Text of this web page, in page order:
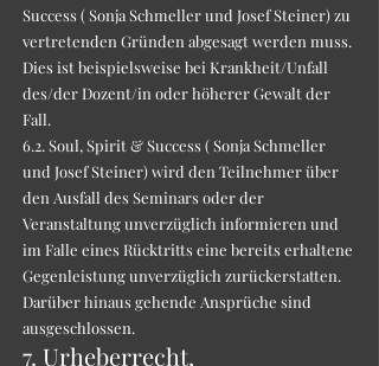
Success ( Sonja Schmeller und Josef Steiner) zu
vertretenden Gründen abgesagt werden muss.
Dies ist beispielsweise bei Krankheit/Unfall
des/der Dozent/in oder höherer Gewalt der
Fall.
6.2. Soul, Spirit & Success ( Sonja Schmeller
und Josef Steiner) wird den Teilnehmer über
den Ausfall des Seminars oder der
Veranstaltung unverzüglich informieren und
im Falle eines Rücktritts eine bereits erhaltene
Gegenleistung unverzüglich zurückerstatten.
Darüber hinaus gehende Ansprüche sind
ausgeschlossen.
7. Urheberrecht,